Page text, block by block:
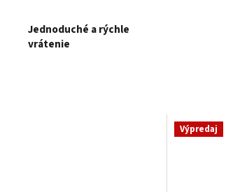
Jednoduché a rýchle
vrátenie
Výpredaj